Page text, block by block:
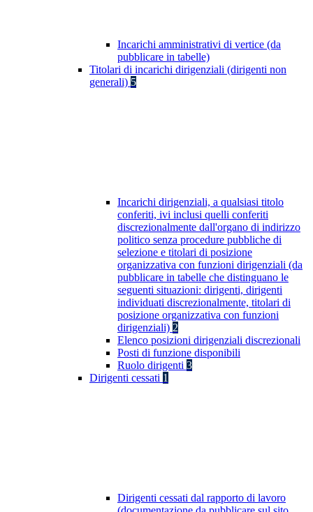
Incarichi amministrativi di vertice (da
pubblicare in tabelle)
Titolari di incarichi dirigenziali (dirigenti non
generali) 5
Incarichi dirigenziali, a qualsiasi titolo
conferiti, ivi inclusi quelli conferiti
discrezionalmente dall'organo di indirizzo
politico senza procedure pubbliche di
selezione e titolari di posizione
organizzativa con funzioni dirigenziali (da
pubblicare in tabelle che distinguano le
seguenti situazioni: dirigenti, dirigenti
individuati discrezionalmente, titolari di
posizione organizzativa con funzioni
dirigenziali) 2
Elenco posizioni dirigenziali discrezionali
Posti di funzione disponibili
Ruolo dirigenti 3
Dirigenti cessati 1
Dirigenti cessati dal rapporto di lavoro